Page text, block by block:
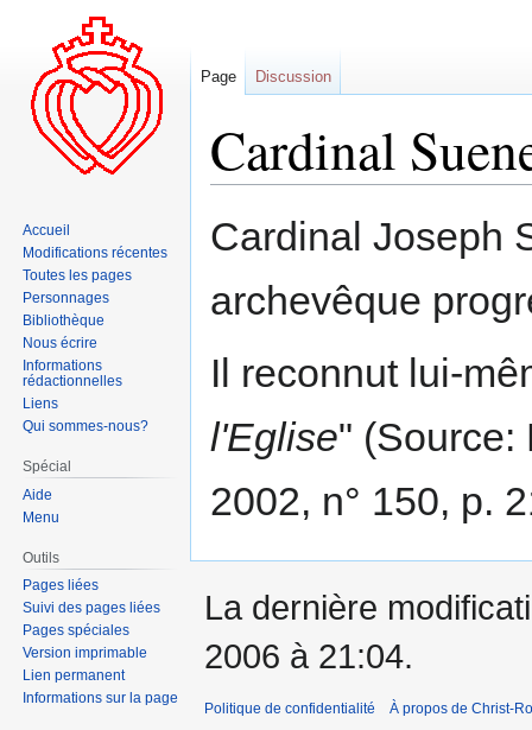
Cardinal
à
navigation
à
recherche
Cardinal Joseph
archevêque
Il reconnut lui-
l'Eglise" (Source:
2002, n° 150, p.
Page Discussion
Accueil
Modifications récentes
Toutes les pages
Personnages
Bibliothèque
Nous écrire
Informations
rédactionnelles
Liens
Qui sommes-nous?
Spécial
Aide
Menu
Outils
Pages liées
Suivi des pages liées
Pages spéciales
Version imprimable
Lien permanent
Informations sur la page
La dernière
2006 à 21:04.
Politique de confidentialité À propos de Christ-